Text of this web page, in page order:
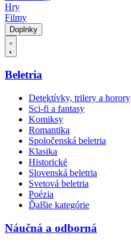
Hry
Filmy
Doplnky
Beletria
Detektívky, trilery a horory
Sci-fi a fantasy
Komiksy
Romantika
Spoločenská beletria
Klasika
Historické
Slovenská beletria
Svetová beletria
Poézia
Ďalšie kategórie
Náučná a odborná